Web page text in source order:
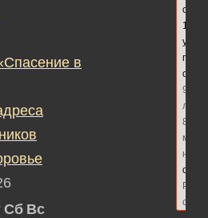
1
9
лет,
8
в
Сб Вс